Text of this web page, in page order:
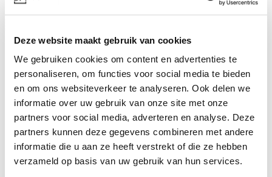
Deze website maakt gebruik van cookies
We gebruiken cookies om content en advertenties te
personaliseren, om functies voor social media te bieden
en om ons websiteverkeer te analyseren. Ook delen we
informatie over uw gebruik van onze site met onze
partners voor social media, adverteren en analyse. Deze
partners kunnen deze gegevens combineren met andere
informatie die u aan ze heeft verstrekt of die ze hebben
verzameld op basis van uw gebruik van hun services.
studeerde hij af aan The Royal Danish Academy of Fine Arts.
Meer producten van Normann Copenhagen